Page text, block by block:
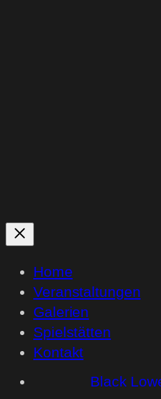
Home
Veranstaltungen
Galerien
Spielstätten
Kontakt
Black